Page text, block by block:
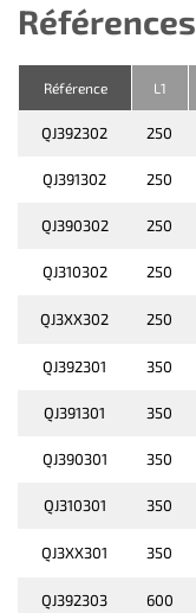
Références
Référence L1
QJ392302 250
QJ391302 250
QJ390302 250
QJ310302 250
QJ3XX302 250
QJ392301 350
QJ391301 350
QJ390301 350
QJ310301 350
QJ3XX301 350
QJ392303 600